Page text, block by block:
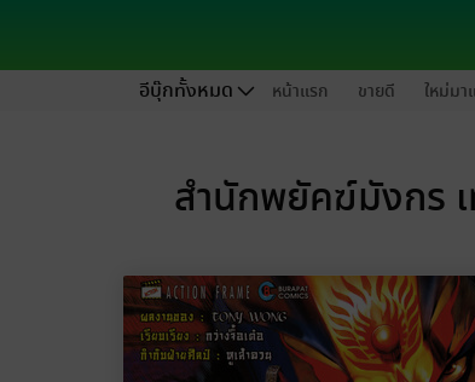
อีบุ๊กทั้งหมด หน้าแรก ขายดี ใหม่มา
สำนักพยัคฆ์มังกร